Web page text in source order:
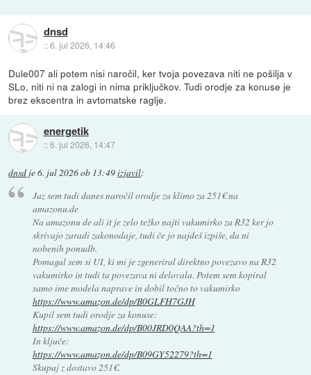
dnsd
::6. jul 2026, 14:46
Dule007 ali potem nisi naročil, ker tvoja povezava niti ne pošilja v
SLo, niti ni na zalogi in nima priključkov. Tudi orodje za konuse je
brez ekscentra in avtomatske raglje.
energetik
::6. jul 2026, 14:47
dnsd je6. jul 2026 ob 13:49izjavil:
Jaz sem tudi danes naročil orodje za klimo za 251€ na
amazonu.de
Na amazonu de ali it je zelo težko najti vakumirko za R32 ker jo
skrivajo zaradi zakonodaje, tudi če jo najdeš izpiše, da ni
nobenih ponudb.
Pomagal sem si UI, ki mi je zgeneriral direktno povezavo na R32
vakumirko in tudi ta povezava ni delovala. Potem sem kopiral
samo ime modela naprave in dobil točno to vakumirko
https://www.amazon.de/dp/B0GLFH7GJH
Kupil sem tudi orodje za konuse:
https://www.amazon.de/dp/B00JRD0QAA?th=1
In ključe:
https://www.amazon.de/dp/B09GY52279?th=1
Skupaj z dostavo 251€.